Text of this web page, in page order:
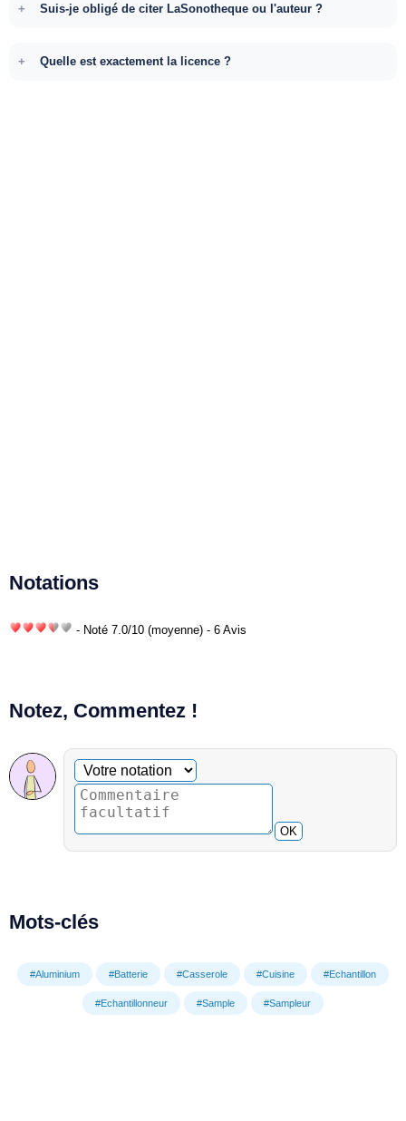
Suis-je obligé de citer LaSonotheque ou l'auteur ?
Quelle est exactement la licence ?
Notations
- Noté 7.0/10 (moyenne) - 6 Avis
Notez, Commentez !
Commentaire facultatif
Votre notation
OK
Mots-clés
#Aluminium #Batterie #Casserole #Cuisine #Echantillon
#Echantillonneur #Sample #Sampleur